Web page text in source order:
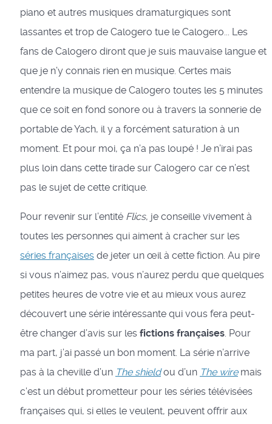
piano et autres musiques dramaturgiques sont
lassantes et trop de Calogero tue le Calogero... Les
fans de Calogero diront que je suis mauvaise langue et
que je n’y connais rien en musique. Certes mais
entendre la musique de Calogero toutes les 5 minutes
que ce soit en fond sonore ou à travers la sonnerie de
portable de Yach, il y a forcément saturation à un
moment. Et pour moi, ça n’a pas loupé ! Je n’irai pas
plus loin dans cette tirade sur Calogero car ce n’est
pas le sujet de cette critique.
Pour revenir sur l’entité Flics, je conseille vivement à
toutes les personnes qui aiment à cracher sur les
séries françaisesde jeter un œil à cette fiction. Au pire
si vous n’aimez pas, vous n’aurez perdu que quelques
petites heures de votre vie et au mieux vous aurez
découvert une série intéressante qui vous fera peut-
être changer d’avis sur les fictions françaises. Pour
ma part, j’ai passé un bon moment. La série n’arrive
pas à la cheville d’un The shieldou d’un The wiremais
c’est un début prometteur pour les séries télévisées
françaises qui, si elles le veulent, peuvent offrir aux